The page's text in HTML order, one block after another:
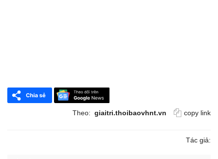
Theo: giaitri.thoibaovhnt.vn copy link
Tác giả: